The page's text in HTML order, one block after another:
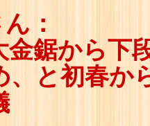
：
金鋸から下
、と初春か